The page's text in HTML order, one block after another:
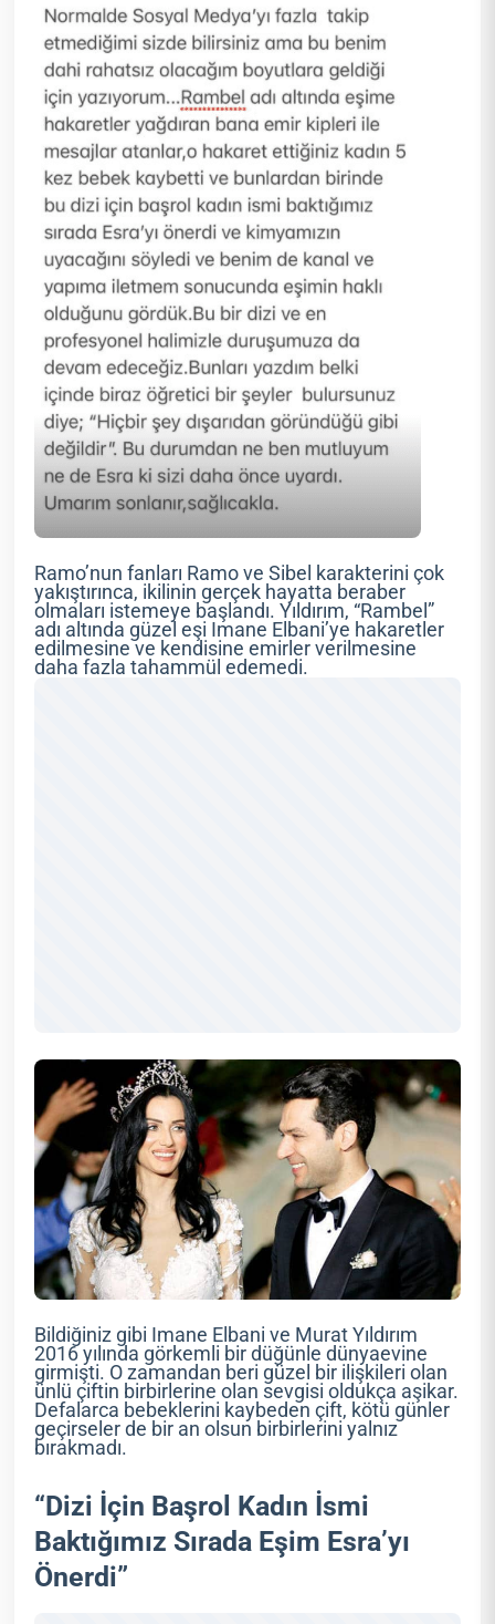
Ramo’nun fanları Ramo ve Sibel karakterini çok
yakıştırınca, ikilinin gerçek hayatta beraber
olmaları istemeye başlandı. Yıldırım, “Rambel”
adı altında güzel eşi Imane Elbani’ye hakaretler
edilmesine ve kendisine emirler verilmesine
daha fazla tahammül edemedi.
Bildiğiniz gibi Imane Elbani ve Murat Yıldırım
2016 yılında görkemli bir düğünle dünyaevine
girmişti. O zamandan beri güzel bir ilişkileri olan
ünlü çiftin birbirlerine olan sevgisi oldukça aşikar.
Defalarca bebeklerini kaybeden çift, kötü günler
geçirseler de bir an olsun birbirlerini yalnız
bırakmadı.
“Dizi İçin Başrol Kadın İsmi
Baktığımız Sırada Eşim Esra’yı
Önerdi”